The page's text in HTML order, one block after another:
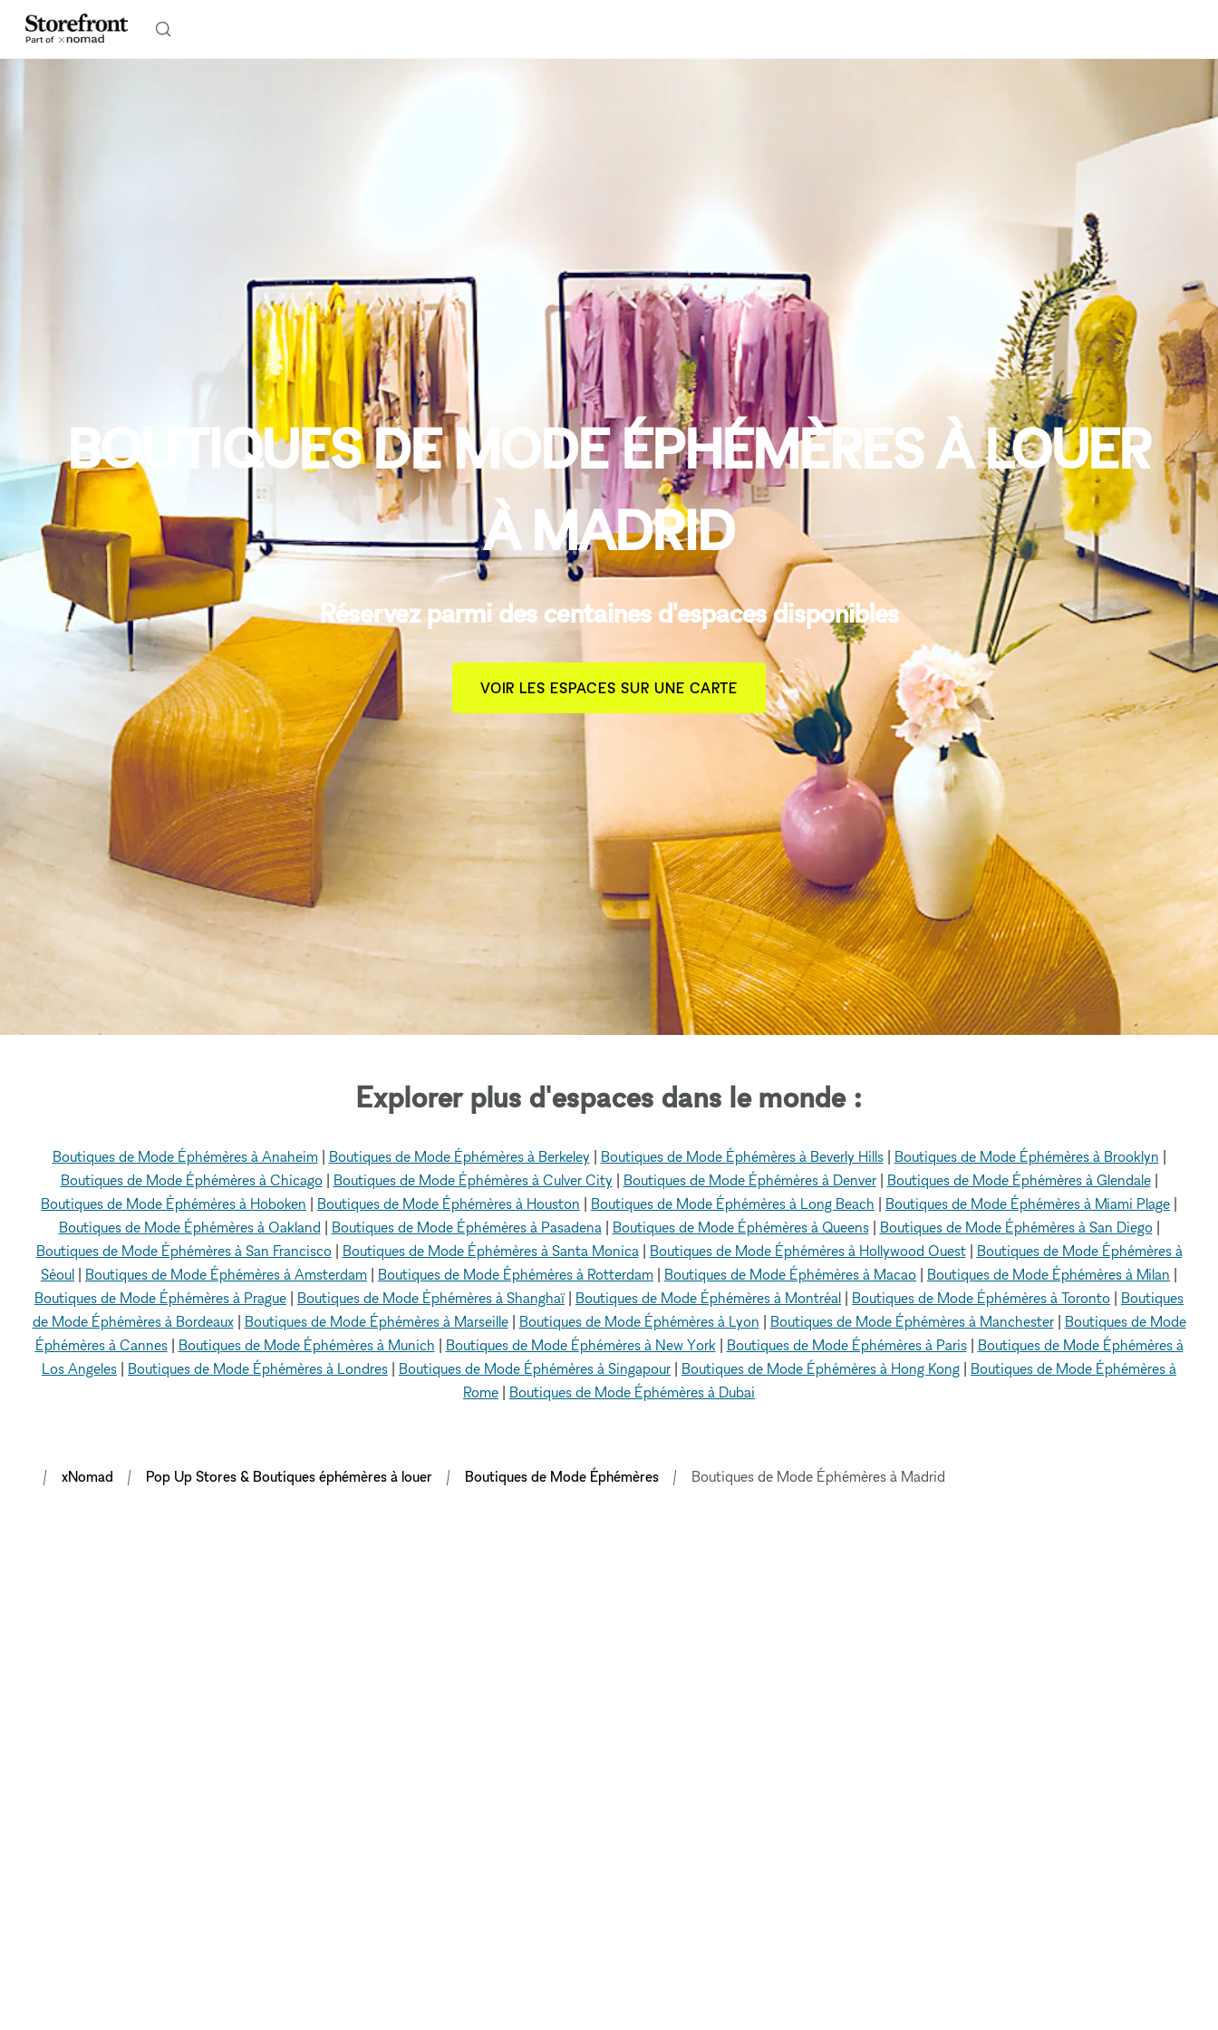
BOUTIQUES DE MODE ÉPHÉMÈRES À LOUER
À MADRID
Réservez parmi des centaines d'espaces disponibles
VOIR LES ESPACES SUR UNE CARTE
Explorer plus d'espaces dans le monde :
Boutiques de Mode Éphémères à Anaheim| Boutiques de Mode Éphémères à Berkeley | Boutiques de Mode Éphémères à Beverly Hills| Boutiques de Mode Éphémères à Brooklyn |
Boutiques de Mode Éphémères à Chicago| Boutiques de Mode Éphémères à Culver City | Boutiques de Mode Éphémères à Denver| Boutiques de Mode Éphémères à Glendale|
Boutiques de Mode Éphémères à Hoboken | Boutiques de Mode Éphémères à Houston | Boutiques de Mode Éphémères à Long Beach | Boutiques de Mode Éphémères à Miami Plage |
Boutiques de Mode Éphémères à Oakland | Boutiques de Mode Éphémères à Pasadena | Boutiques de Mode Éphémères à Queens| Boutiques de Mode Éphémères à San Diego|
Boutiques de Mode Éphémères à San Francisco| Boutiques de Mode Éphémères à Santa Monica | Boutiques de Mode Éphémères à Hollywood Ouest| Boutiques de Mode Éphémères à
Séoul | Boutiques de Mode Éphémères à Amsterdam | Boutiques de Mode Éphémères à Rotterdam | Boutiques de Mode Éphémères à Macao | Boutiques de Mode Éphémères à Milan |
Boutiques de Mode Éphémères à Prague | Boutiques de Mode Éphémères à Shanghaï| Boutiques de Mode Éphémères à Montréal | Boutiques de Mode Éphémères à Toronto | Boutiques
de Mode Éphémères à Bordeaux| Boutiques de Mode Éphémères à Marseille| Boutiques de Mode Éphémères à Lyon | Boutiques de Mode Éphémères à Manchester| Boutiques de Mode
Éphémères à Cannes| Boutiques de Mode Éphémères à Munich | Boutiques de Mode Éphémères à New York| Boutiques de Mode Éphémères à Paris| Boutiques de Mode Éphémères à
Los Angeles | Boutiques de Mode Éphémères à Londres | Boutiques de Mode Éphémères à Singapour | Boutiques de Mode Éphémères à Hong Kong | Boutiques de Mode Éphémères à
Rome | Boutiques de Mode Éphémères à Dubai
xNomad Pop Up Stores & Boutiques éphémères à louer Boutiques de Mode Éphémères Boutiques de Mode Éphémères à Madrid